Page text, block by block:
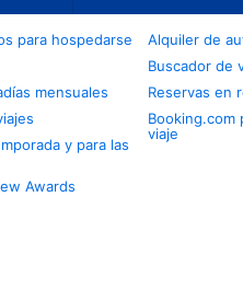
para hospedarse
mensuales
y para las
Awards
Alquiler de
Buscador de
Reservas en
Booking.com
viaje